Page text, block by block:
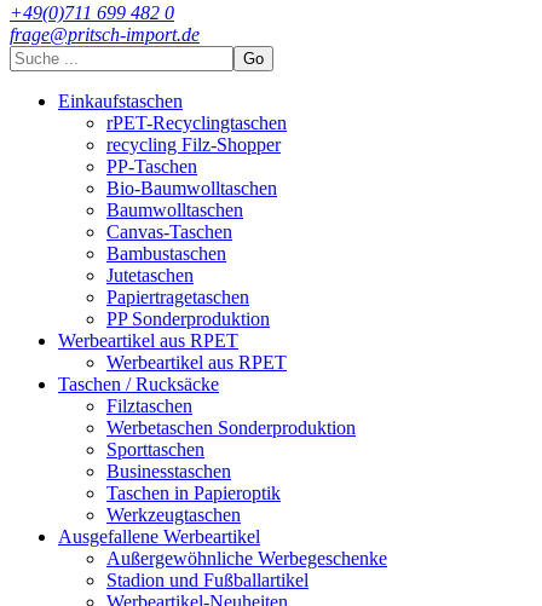
+49(0)711 699 482 0
frage@pritsch-import.de
Go
Einkaufstaschen
rPET-Recyclingtaschen
recycling Filz-Shopper
PP-Taschen
Bio-Baumwolltaschen
Baumwolltaschen
Canvas-Taschen
Bambustaschen
Jutetaschen
Papiertragetaschen
PP Sonderproduktion
Werbeartikel aus RPET
Werbeartikel aus RPET
Taschen / Rucksäcke
Filztaschen
Werbetaschen Sonderproduktion
Sporttaschen
Businesstaschen
Taschen in Papieroptik
Werkzeugtaschen
Ausgefallene Werbeartikel
Außergewöhnliche Werbegeschenke
Stadion und Fußballartikel
Werbeartikel-Neuheiten